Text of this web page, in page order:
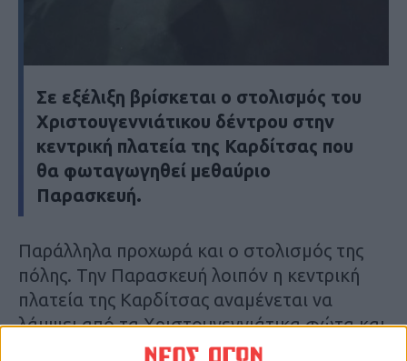
Σε εξέλιξη βρίσκεται ο στολισμός του
Χριστουγεννιάτικου δέντρου στην
κεντρική πλατεία της Καρδίτσας που
θα φωταγωγηθεί μεθαύριο
Παρασκευή.
Παράλληλα προχωρά και ο στολισμός της
πόλης. Την Παρασκευή λοιπόν η κεντρική
πλατεία της Καρδίτσας αναμένεται να
λάμψει από τα Χριστουγεννιάτικα φώτα και
να γεμίσει από δημότες όλων των ηλικιών,